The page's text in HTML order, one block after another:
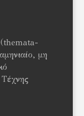
μη